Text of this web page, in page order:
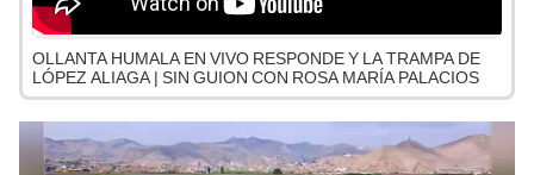
OLLANTA HUMALA EN VIVO RESPONDE Y LA TRAMPA DE
LÓPEZ ALIAGA | SIN GUION CON ROSA MARÍA PALACIOS